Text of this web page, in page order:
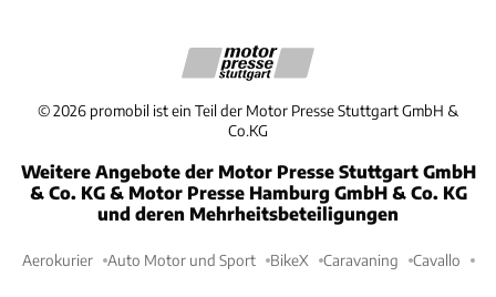
©2026 promobil ist ein Teil der Motor Presse Stuttgart GmbH &
Co.KG
Weitere Angebote der Motor Presse Stuttgart GmbH
& Co. KG & Motor Presse Hamburg GmbH & Co. KG
und deren Mehrheitsbeteiligungen
Aerokurier Auto Motor und Sport BikeX Caravaning Cavallo